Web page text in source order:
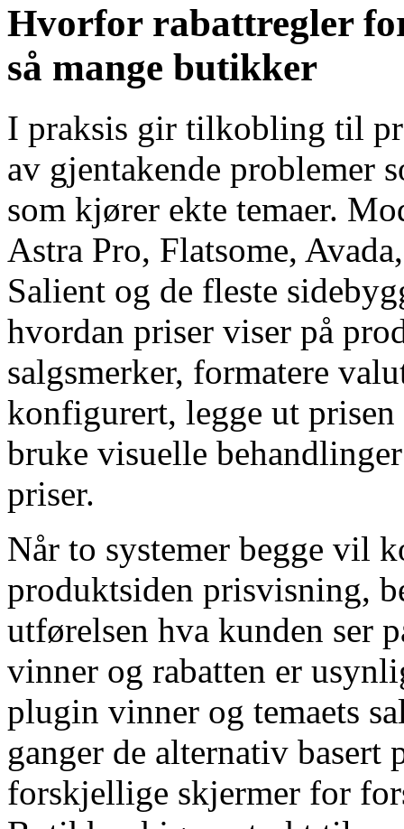
Hvorfor rabattregler
så mange butikker
I praksis gir tilkobling til
av gjentakende problemer
som kjører ekte temaer.
Astra Pro, Flatsome,
Salient og de fleste
hvordan priser viser på
salgsmerker, formatere
konfigurert, legge ut
bruke visuelle
priser.
Når to systemer begge vil
produktsiden prisvisning,
utførelsen hva kunden ser
vinner og rabatten er
plugin vinner og temaets
ganger de alternativ basert
forskjellige skjermer for